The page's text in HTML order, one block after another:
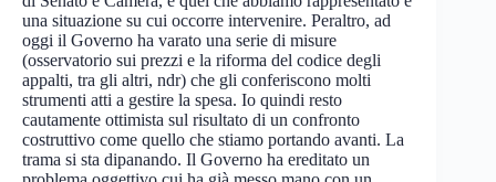
una situazione su cui occorre intervenire. Peraltro, ad
oggi il Governo ha varato una serie di misure
(osservatorio sui prezzi e la riforma del codice degli
appalti, tra gli altri, ndr) che gli conferiscono molti
strumenti atti a gestire la spesa. Io quindi resto
cautamente ottimista sul risultato di un confronto
costruttivo come quello che stiamo portando avanti. La
trama si sta dipanando. Il Governo ha ereditato un